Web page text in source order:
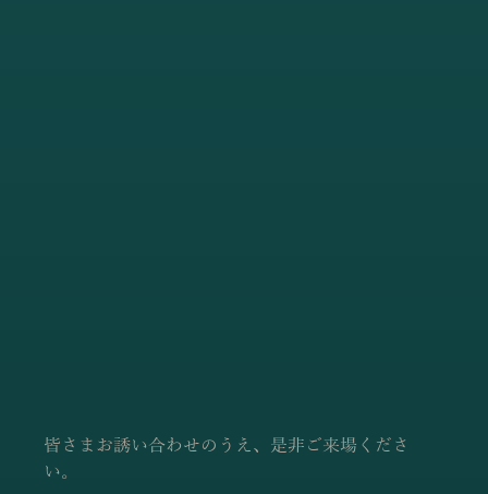
皆さまお誘い合わせのうえ、是非ご来場くださ
い。